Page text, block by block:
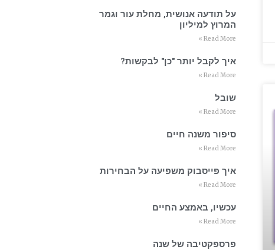
על תודעה אנושית, מחלת עור וגמר
המרוץ למיליון
Read More »
איך לקבל יותר "כן" לבקשות?
Read More »
שובל
Read More »
סיפור משנה חיים
Read More »
איך פייסבוק משפיעה על הבחירות
Read More »
עכשיו, באמצע החיים
Read More »
פרספקטיבה של שנה